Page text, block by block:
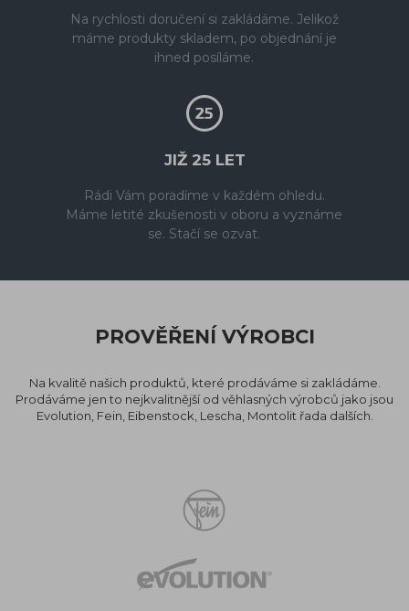
Na rychlosti doručení si zakládáme. Jelikož
máme produkty skladem, po objednání je
ihned posíláme.
JIŽ 25 LET
Rádi Vám poradíme v každém ohledu.
Máme letité zkušenosti v oboru a vyznáme
se. Stačí se ozvat.
PROVĚŘENÍ VÝROBCI
Na kvalitě našich produktů, které prodáváme si zakládáme.
Prodáváme jen to nejkvalitnější od věhlasných výrobců jako jsou
Evolution, Fein, Eibenstock, Lescha, Montolit řada dalších.